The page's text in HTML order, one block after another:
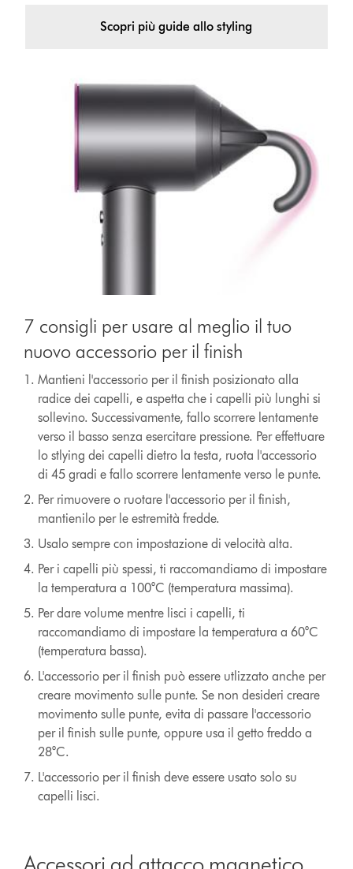
Scopri più guide allo styling
7 consigli per usare al meglio il tuo
nuovo accessorio per il finish
Mantieni l'accessorio per il finish posizionato alla
radice dei capelli, e aspetta che i capelli più lunghi si
sollevino. Successivamente, fallo scorrere lentamente
verso il basso senza esercitare pressione. Per effettuare
lo stlying dei capelli dietro la testa, ruota l'accessorio
di 45 gradi e fallo scorrere lentamente verso le punte.
Per rimuovere o ruotare l'accessorio per il finish,
mantienilo per le estremità fredde.
Usalo sempre con impostazione di velocità alta.
Per i capelli più spessi, ti raccomandiamo di impostare
la temperatura a 100°C (temperatura massima).
Per dare volume mentre lisci i capelli, ti
raccomandiamo di impostare la temperatura a 60°C
(temperatura bassa).
L'accessorio per il finish può essere utlizzato anche per
creare movimento sulle punte. Se non desideri creare
movimento sulle punte, evita di passare l'accessorio
per il finish sulle punte, oppure usa il getto freddo a
28°C.
L'accessorio per il finish deve essere usato solo su
capelli lisci.